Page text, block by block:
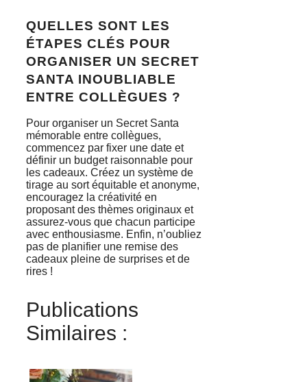
QUELLES SONT LES
ÉTAPES CLÉS POUR
ORGANISER UN SECRET
SANTA INOUBLIABLE
ENTRE COLLÈGUES ?
Pour organiser un Secret Santa
mémorable entre collègues,
commencez par fixer une date et
définir un budget raisonnable pour
les cadeaux. Créez un système de
tirage au sort équitable et anonyme,
encouragez la créativité en
proposant des thèmes originaux et
assurez-vous que chacun participe
avec enthousiasme. Enfin, n’oubliez
pas de planifier une remise des
cadeaux pleine de surprises et de
rires !
Publications
Similaires :